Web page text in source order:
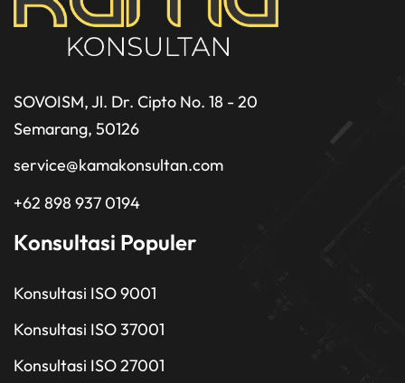
SOVOISM, Jl. Dr. Cipto No. 18 - 20
Semarang, 50126
service@kamakonsultan.com
+62 898 937 0194
Konsultasi Populer
Konsultasi ISO 9001
Konsultasi ISO 37001
Konsultasi ISO 27001